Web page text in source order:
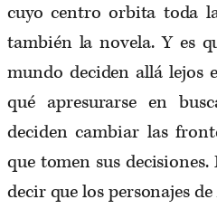
cuyo centro orbita toda
también la novela. Y es
mundo deciden allá lejos
qué apresurarse en
deciden cambiar las
que tomen sus
decir que los personajes